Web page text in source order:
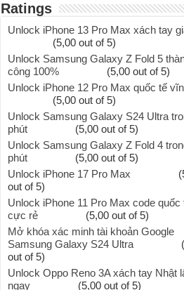
Ratings
Unlock iPhone 13 Pro Max xách tay
(5,00 out of 5)
Unlock Samsung Galaxy Z Fold 5
công 100%
(5,00 out of 5)
Unlock iPhone 12 Pro Max quốc tế
(5,00 out of 5)
Unlock Samsung Galaxy S24 Ultra
phút
(5,00 out of 5)
Unlock Samsung Galaxy Z Fold 4
phút
(5,00 out of 5)
Unlock iPhone 17 Pro Max
out of 5)
Unlock iPhone 11 Pro Max code quốc
cực rẻ
(5,00 out of 5)
Mở khóa xác minh tài khoản Google
Samsung Galaxy S24 Ultra
out of 5)
Unlock Oppo Reno 3A xách tay Nhật
ngay
(5,00 out of 5)